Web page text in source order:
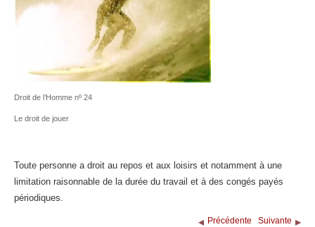
Droit de l’Homme nº 24
Le droit de jouer
Toute personne a droit au repos et aux loisirs et notamment à une
limitation raisonnable de la durée du travail et à des congés payés
périodiques.
Précédente Suivante